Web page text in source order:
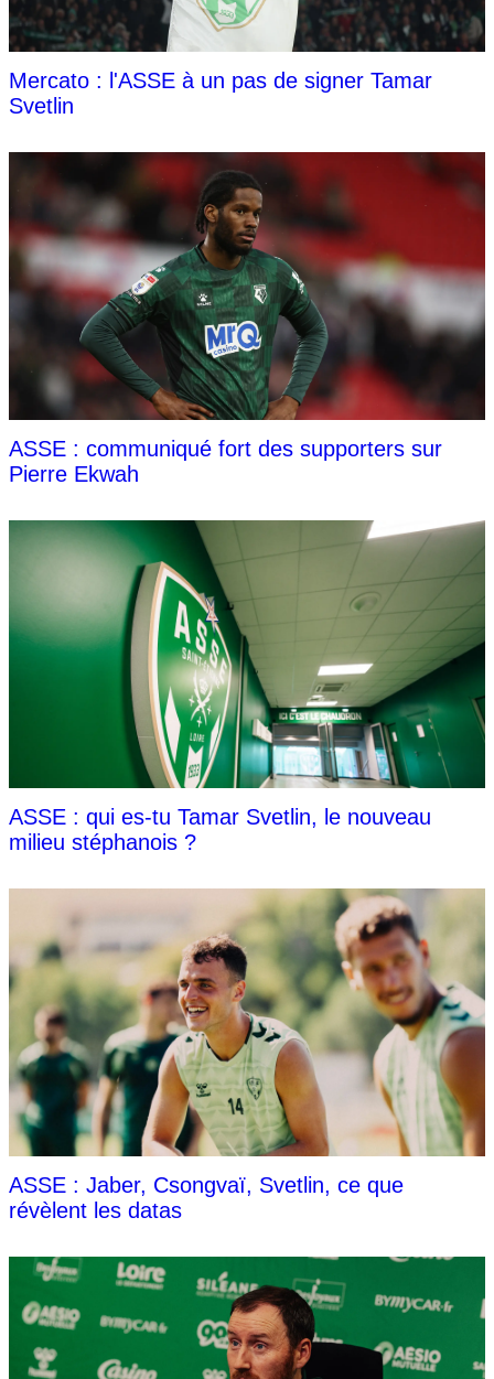
Mercato : l'ASSE à un pas de signer Tamar
Svetlin
ASSE : communiqué fort des supporters sur
Pierre Ekwah
ASSE : qui es-tu Tamar Svetlin, le nouveau
milieu stéphanois ?
ASSE : Jaber, Csongvaï, Svetlin, ce que
révèlent les datas